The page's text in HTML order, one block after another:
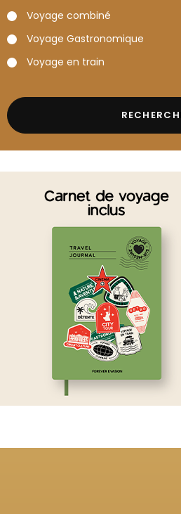
Voyage combiné
Voyage Gastronomique
Voyage en train